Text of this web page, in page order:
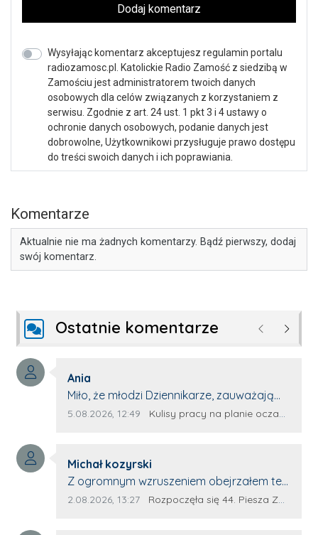
Dodaj komentarz
Wysyłając komentarz akceptujesz regulamin portalu
radiozamosc.pl. Katolickie Radio Zamość z siedzibą w
Zamościu jest administratorem twoich danych
osobowych dla celów związanych z korzystaniem z
serwisu. Zgodnie z art. 24 ust. 1 pkt 3 i 4 ustawy o
ochronie danych osobowych, podanie danych jest
dobrowolne, Użytkownikowi przysługuje prawo dostępu
do treści swoich danych i ich poprawiania.
Komentarze
Aktualnie nie ma żadnych komentarzy. Bądź pierwszy, dodaj
swój komentarz.
Ostatnie komentarze Poprzednie
Autor komentarza:
Ania
Treść komentarza:
Miło, że młodzi Dziennikarze, zauważają
młode talenty, które dopiero wkraczają
z nim wywiad, który przeprowadzi Pan
Artur.
Data dodania komentarza:
5.08.2026, 12:49 Źródło komentarza:
Kulisy pracy na planie oczami młodego filmowca
Autor komentarza:
Michał kozyrski
Treść komentarza:
Z ogromnym wzruszeniem obejrzałem ten
materiał. ❤️ Jestem naprawdę dumny z
Data dodania komentarza:
2.08.2026, 13:27 Źródło komentarza:
Rozpoczęła się 44. Piesza Zamojsko-Lubaczowska Pielgrzymka na Jasną Górę!